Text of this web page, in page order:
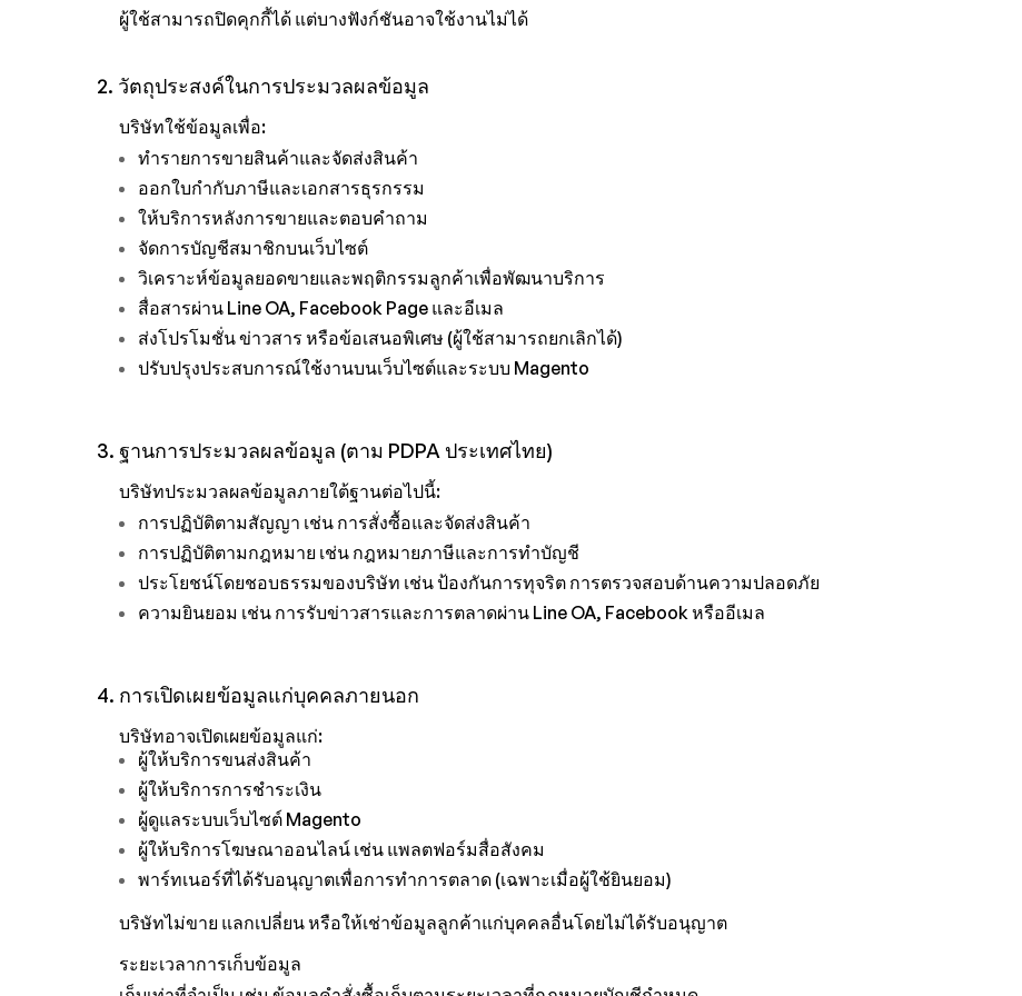
ผู้ใช้สามารถปิดคุกกี้ได้ แต่บางฟังก์ชันอาจใช้งานไม่ได้
2. วัตถุประสงค์ในการประมวลผลข้อมูล
บริษัทใช้ข้อมูลเพื่อ:
ทำรายการขายสินค้าและจัดส่งสินค้า
ออกใบกำกับภาษีและเอกสารธุรกรรม
ให้บริการหลังการขายและตอบคำถาม
จัดการบัญชีสมาชิกบนเว็บไซต์
วิเคราะห์ข้อมูลยอดขายและพฤติกรรมลูกค้าเพื่อพัฒนาบริการ
สื่อสารผ่าน Line OA, Facebook Page และอีเมล
ส่งโปรโมชั่น ข่าวสาร หรือข้อเสนอพิเศษ (ผู้ใช้สามารถยกเลิกได้)
ปรับปรุงประสบการณ์ใช้งานบนเว็บไซต์และระบบ Magento
3. ฐานการประมวลผลข้อมูล (ตาม PDPA ประเทศไทย)
บริษัทประมวลผลข้อมูลภายใต้ฐานต่อไปนี้:
การปฏิบัติตามสัญญา เช่น การสั่งซื้อและจัดส่งสินค้า
การปฏิบัติตามกฎหมาย เช่น กฎหมายภาษีและการทำบัญชี
ประโยชน์โดยชอบธรรมของบริษัท เช่น ป้องกันการทุจริต การตรวจสอบด้านความปลอดภัย
ความยินยอม เช่น การรับข่าวสารและการตลาดผ่าน Line OA, Facebook หรืออีเมล
4. การเปิดเผยข้อมูลแก่บุคคลภายนอก
บริษัทอาจเปิดเผยข้อมูลแก่:
ผู้ให้บริการขนส่งสินค้า
ผู้ให้บริการการชำระเงิน
ผู้ดูแลระบบเว็บไซต์ Magento
ผู้ให้บริการโฆษณาออนไลน์ เช่น แพลตฟอร์มสื่อสังคม
พาร์ทเนอร์ที่ได้รับอนุญาตเพื่อการทำการตลาด (เฉพาะเมื่อผู้ใช้ยินยอม)
บริษัทไม่ขาย แลกเปลี่ยน หรือให้เช่าข้อมูลลูกค้าแก่บุคคลอื่นโดยไม่ได้รับอนุญาต
ระยะเวลาการเก็บข้อมูล